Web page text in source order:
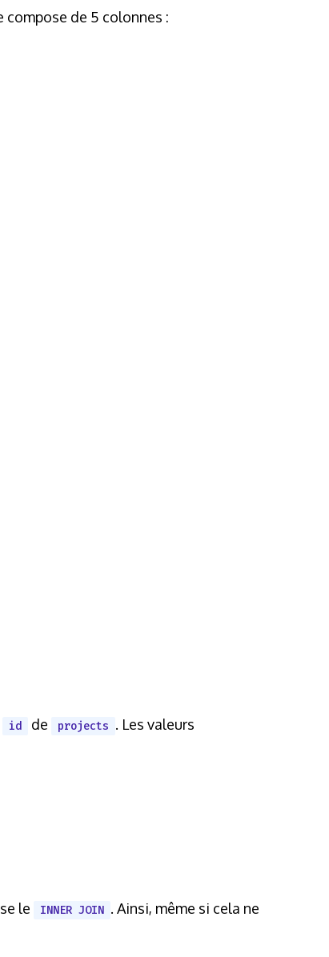
compose de 5 colonnes :
id de projects . Les valeurs
le INNER JOIN . Ainsi, même si cela ne